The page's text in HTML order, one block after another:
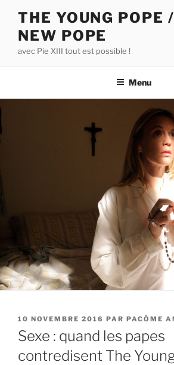
contenu
principal
THE YOUNG POPE
NEW POPE
avec Pie XIII tout est possible !
Menu
PUBLIÉ
LE
10 NOVEMBRE 2016 PAR PACÔME
Sexe : quand les papes
contredisent The